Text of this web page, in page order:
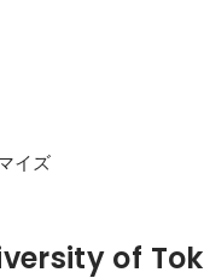
イズ
of Tok